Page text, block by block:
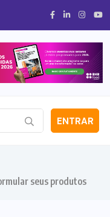
ENTRAR
seus produtos